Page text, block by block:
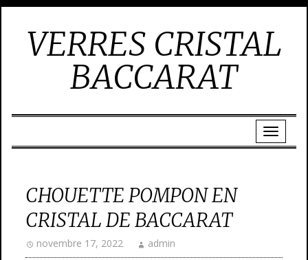
VERRES CRISTAL
BACCARAT
CHOUETTE POMPON EN
CRISTAL DE BACCARAT
novembre 17, 2022 admin